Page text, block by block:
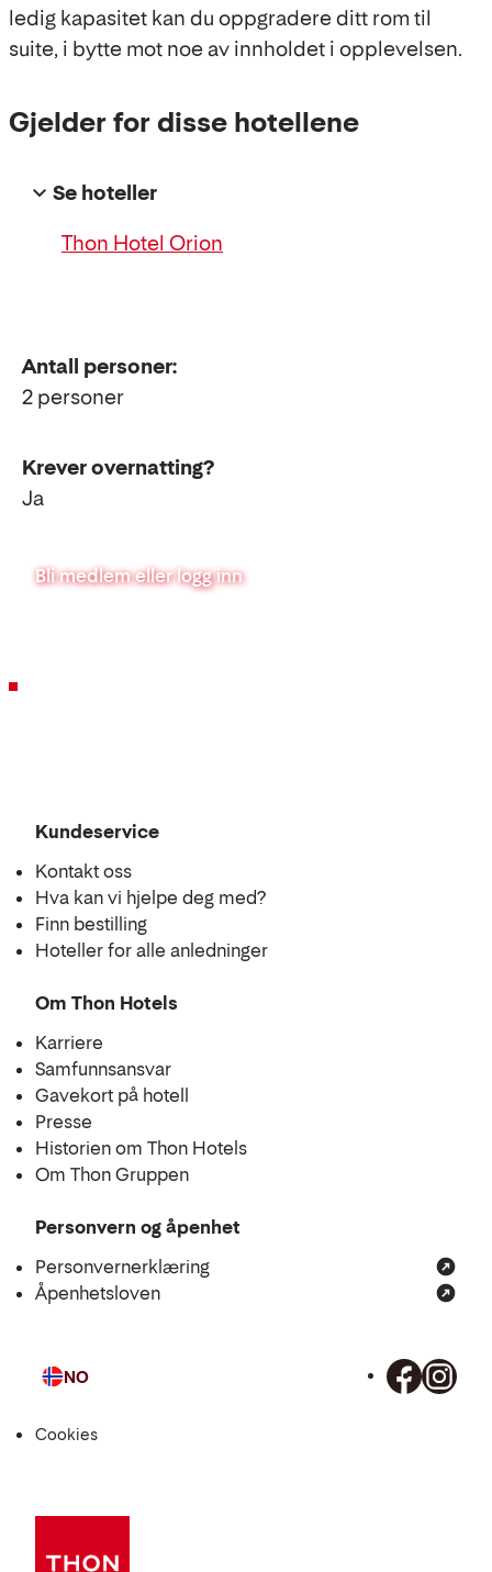
ledig kapasitet kan du oppgradere ditt rom til
suite, i bytte mot noe av innholdet i opplevelsen.
Gjelder for disse hotellene
Se hoteller
Thon Hotel Orion
Antall personer:
2 personer
Krever overnatting?
Ja
Bli medlem eller logg inn
Kundeservice
Kontakt oss
Hva kan vi hjelpe deg med?
Finn bestilling
Hoteller for alle anledninger
Om Thon Hotels
Karriere
Samfunnsansvar
Gavekort på hotell
Presse
Historien om Thon Hotels
Om Thon Gruppen
Personvern og åpenhet
Personvernerklæring
Åpenhetsloven
Språk
NO
Cookies